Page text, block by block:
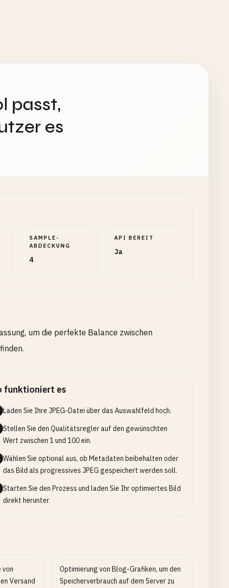
passt,
es
SAMPLE-
ABDECKUNG
4
API BEREIT
Ja
um die perfekte Balance zwischen
funktioniert es
Laden Sie Ihre JPEG-Datei über das Auswahlfeld hoch.
Stellen Sie den Qualitätsregler auf den gewünschten
Wert zwischen 1 und 100 ein.
Wählen Sie optional aus, ob Metadaten beibehalten oder
das Bild als progressives JPEG gespeichert werden soll.
Starten Sie den Prozess und laden Sie Ihr optimiertes Bild
direkt herunter.
von
Versand
Optimierung von Blog-Grafiken, um den
Speicherverbrauch auf dem Server zu